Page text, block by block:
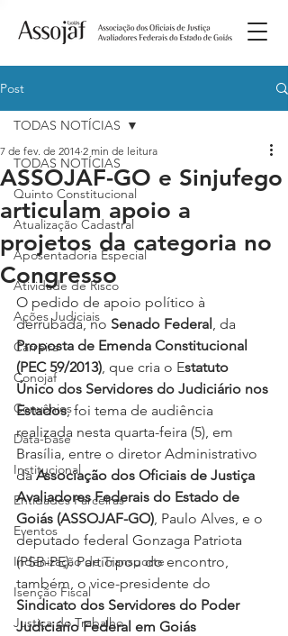
Post
TODAS NOTÍCIAS
Quinto Constitucional
Atualização Cadastral
Aposentadoria Especial
Atividade de Risco
Ações Judiciais
Carreira
Conojaf
Convênios
Data-base
Institucional
Entidades Parceiras
Eventos
Indenização de Transporte
Isenção Fiscal
Justiça do Trabalho
TODAS NOTÍCIAS
ASSOJAF-GO e Sinjufego
articulam apoio a
projetos da categoria no
Congresso
7 de fev. de 2014 2 min de leitura
O pedido de apoio político à
derrubada, no Senado Federal, da
Proposta de Emenda Constitucional
(PEC 59/2013), que cria o Estatuto
Único dos Servidores do Judiciário nos
Estados, foi tema de audiência
realizada nesta quarta-feira (5), em
Brasília, entre o diretor Administrativo
da Associação dos Oficiais de Justiça
Avaliadores Federais do Estado de
Goiás (ASSOJAF-GO), Paulo Alves, e o
deputado federal Gonzaga Patriota
(PSB-PE). Participou do encontro,
também, o vice-presidente do
Sindicato dos Servidores do Poder
Judiciário Federal em Goiás